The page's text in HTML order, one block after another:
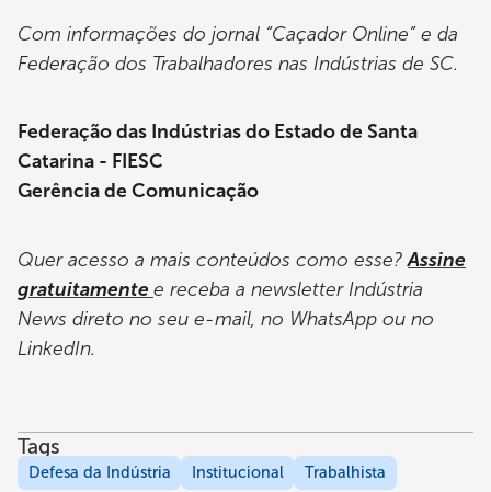
Com informações do jornal “Caçador Online” e da
Federação dos Trabalhadores nas Indústrias de SC.
Federação das Indústrias do Estado de Santa
Catarina - FIESC
Gerência de Comunicação
Quer acesso a mais conteúdos como esse?Assine
gratuitamentee receba a newsletter Indústria
News direto no seu e-mail, no WhatsApp ou no
LinkedIn.
Tags
Defesa da Indústria Institucional Trabalhista